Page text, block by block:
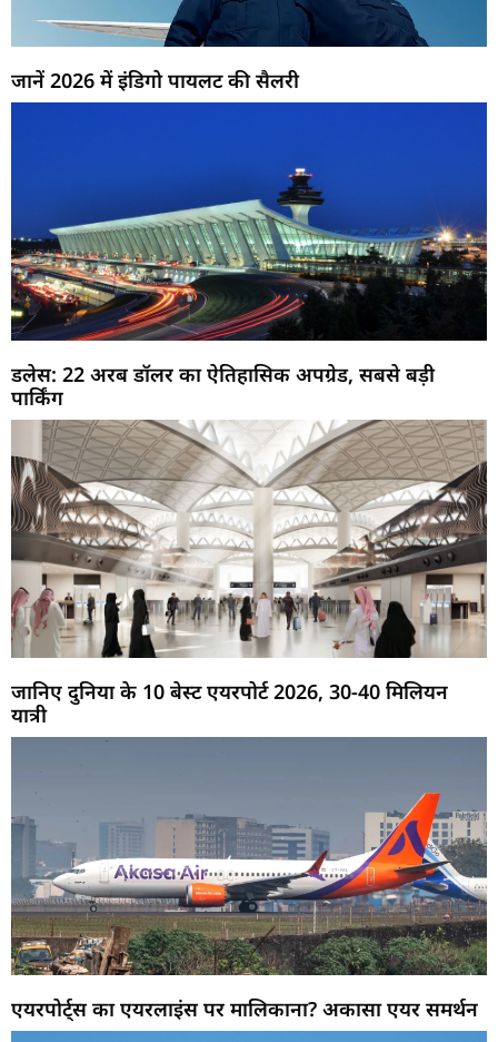
जानें 2026 में इंडिगो पायलट की सैलरी
डलेस: 22 अरब डॉलर का ऐतिहासिक अपग्रेड, सबसे बड़ी
पार्किंग
जानिए दुनिया के 10 बेस्ट एयरपोर्ट 2026, 30-40 मिलियन
यात्री
एयरपोर्ट्स का एयरलाइंस पर मालिकाना? अकासा एयर समर्थन